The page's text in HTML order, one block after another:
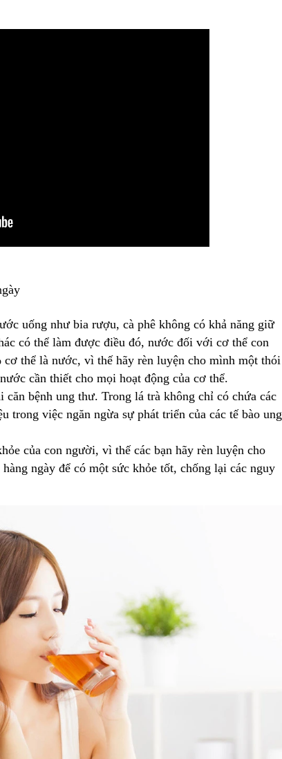
uống như bia rượu, cà phê không có khả năng giữ
có thể làm được điều đó, nước đối với cơ thể con
thể là nước, vì thế hãy rèn luyện cho mình một thói
cần thiết cho mọi hoạt động của cơ thể.
bệnh ung thư. Trong lá trà không chỉ có chứa các
trong việc ngăn ngừa sự phát triển của các tế bào ung
của con người, vì thế các bạn hãy rèn luyện cho
ngày để có một sức khỏe tốt, chống lại các nguy